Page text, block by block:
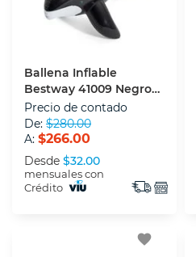
Ballena Inflable
Bestway 41009 Negro
203 X 102 Cm
Precio de contado
De: $280.00
A: $266.00
Desde $32.00
mensuales con
Crédito
favorite